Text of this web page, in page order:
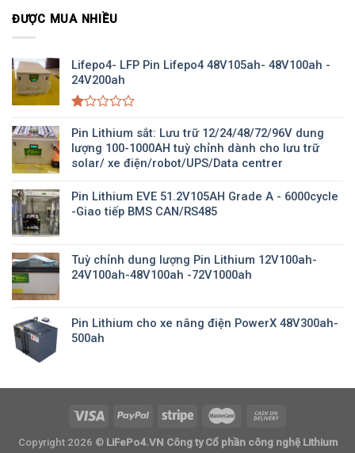
ĐƯỢC MUA NHIỀU
Lifepo4- LFP Pin Lifepo4 48V105ah- 48V100ah -
24V200ah
xếp
hạng
1.00
5
Pin Lithium sắt: Lưu trữ 12/24/48/72/96V dung
lượng 100-1000AH tuỳ chỉnh dành cho lưu trữ
solar/ xe điện/robot/UPS/Data centrer
Pin Lithium EVE 51.2V105AH Grade A - 6000cycle
-Giao tiếp BMS CAN/RS485
Tuỳ chỉnh dung lượng Pin Lithium 12V100ah-
24V100ah-48V100ah -72V1000ah
Pin Lithium cho xe nâng điện PowerX 48V300ah-
500ah
Copyright 2026 © LiFePo4.VN Công ty Cổ phần công nghệ Lithium